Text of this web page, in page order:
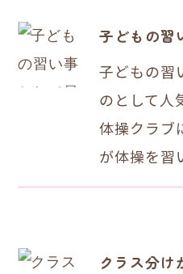
子どもの習
子どもの習
のとして人
体操クラブ
が体操を習
クラス分け